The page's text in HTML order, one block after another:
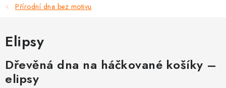
DOPLŇKY
TVOŘENÍ
Přírodní dna bez motivu
Elipsy
Dřevěná dna na háčkované košíky –
elipsy